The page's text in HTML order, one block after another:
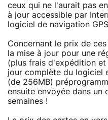
ceux qui ne l'aurait pas
à jour accessible par
logiciel de navigation
Concernant le prix de
la mise à jour pour une
(plus frais d'expédition et
jour complète du logiciel
(de 256MB)
ensuite envoyée dans un
semaines !